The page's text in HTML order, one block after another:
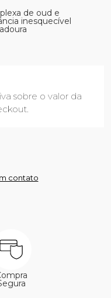
de oud e
inesquecível
sobre o valor da
contato